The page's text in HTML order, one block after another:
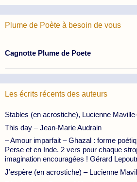
Plume de Poète à besoin de vous
Cagnotte Plume de Poete
Les écrits récents des auteurs
Stables (en acrostiche), Lucienne
This day – Jean-Marie Audrain
– Amour imparfait – Ghazal : forme
Perse et en Inde. 2 vers pour chaque
imagination encouragées ! Gérard
J’espère (en acrostiche) – Lucienne